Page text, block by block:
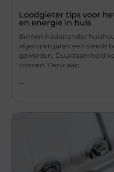
Loodgieter tips voor
en energie in huis
Binnen Nederlandse
afgelopen jaren een steeds
geworden. Duurzaamheid
vormen. Denk aan
...